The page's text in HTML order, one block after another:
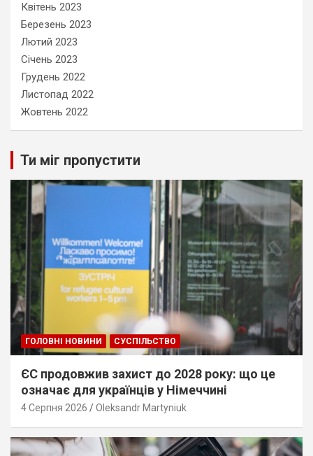
Квітень 2023
Березень 2023
Лютий 2023
Січень 2023
Грудень 2022
Листопад 2022
Жовтень 2022
Ти міг пропустити
ГОЛОВНІ НОВИНИ СУСПІЛЬСТВО
ЄС продовжив захист до 2028 року: що це
означає для українців у Німеччині
4 Серпня 2026 Oleksandr Martyniuk